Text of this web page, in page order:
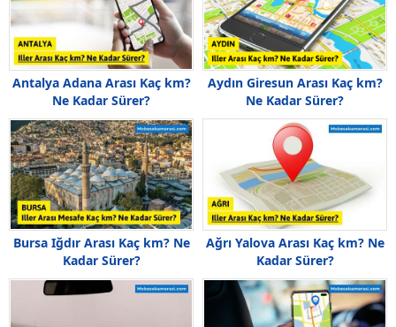
Antalya Adana Arası Kaç km?
Ne Kadar Sürer?
Aydın Giresun Arası Kaç km?
Ne Kadar Sürer?
Bursa Iğdır Arası Kaç km? Ne
Kadar Sürer?
Ağrı Yalova Arası Kaç km? Ne
Kadar Sürer?